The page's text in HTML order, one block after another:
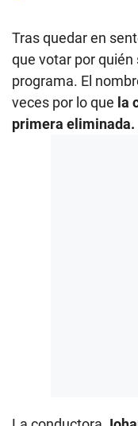
Tras quedar en
que votar por quién
programa. El
veces por lo que la
primera eliminada.